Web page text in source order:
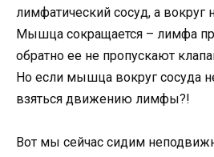
лимфатический сосуд, а
Мышца сокращается – лимфа
обратно ее не пропускают
Но если мышца вокруг сосуда
взяться движению лимфы?!
Вот мы сейчас сидим